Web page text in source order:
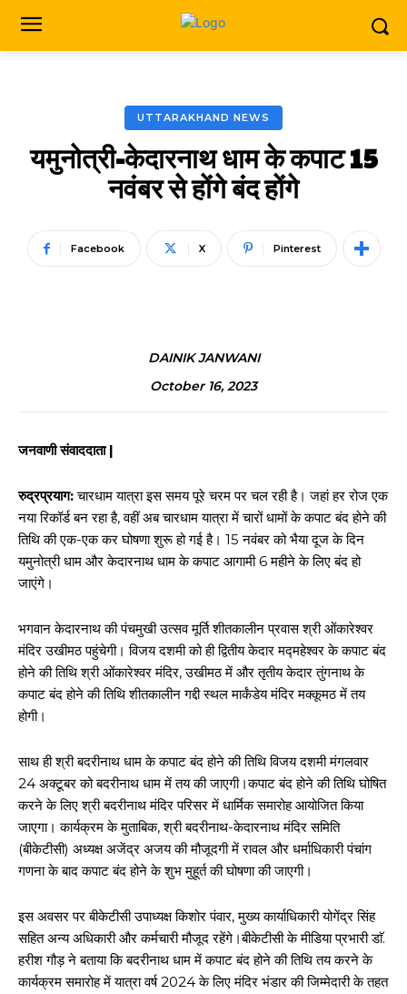
UTTARAKHAND NEWS
यमुनोत्री-केदारनाथ धाम के कपाट 15
नवंबर से होंगे बंद होंगे
Facebook X Pinterest
DAINIK JANWANI
October 16, 2023
जनवाणी संवाददाता |
रुद्रप्रयाग:चारधाम यात्रा इस समय पूरे चरम पर चल रही है। जहां हर रोज एक
नया रिकॉर्ड बन रहा है, वहीं अब चारधाम यात्रा में चारों धामों के कपाट बंद होने की
तिथि की एक-एक कर घोषणा शुरू हो गई है। 15 नवंबर को भैया दूज के दिन
यमुनोत्री धाम और केदारनाथ धाम के कपाट आगामी 6 महीने के लिए बंद हो
जाएंगे।
भगवान केदारनाथ की पंचमुखी उत्सव मूर्ति शीतकालीन प्रवास श्री ओंकारेश्वर
मंदिर उखीमठ पहुंचेगी। विजय दशमी को ही द्वितीय केदार मद्महेश्‍वर के कपाट बंद
होने की तिथि श्री ओंकारेश्‍वर मंदिर, उखीमठ में और तृतीय केदार तुंगनाथ के
कपाट बंद होने की तिथि शीतकालीन गद्दी स्थल मार्कंडेय मंदिर मक्कूमठ में तय
होगी।
साथ ही श्री बदरीनाथ धाम के कपाट बंद होने की तिथि विजय दशमी मंगलवार
24 अक्टूबर को बदरीनाथ धाम में तय की जाएगी।कपाट बंद होने की तिथि घोषित
करने के लिए श्री बदरीनाथ मंदिर परिसर में धार्मिक समारोह आयोजित किया
जाएगा। कार्यक्रम के मुताबिक, श्री बदरीनाथ-केदारनाथ मंदिर समिति
(बीकेटीसी) अध्यक्ष अजेंद्र अजय की मौजूदगी में रावल और धर्माधिकारी पंचांग
गणना के बाद कपाट बंद होने के शुभ मुहूर्त की घोषणा की जाएगी।
इस अवसर पर बीकेटीसी उपाध्यक्ष किशोर पंवार, मुख्य कार्याधिकारी योगेंद्र सिंह
सहित अन्‍य अधिकारी और कर्मचारी मौजूद रहेंगे।बीकेटीसी के मीडिया प्रभारी डाॅ.
हरीश गौड़ ने बताया कि बदरीनाथ धाम में कपाट बंद होने की तिथि तय करने के
कार्यक्रम समारोह में यात्रा वर्ष 2024 के लिए मंदिर भंडार की जिम्मेदारी के तहत